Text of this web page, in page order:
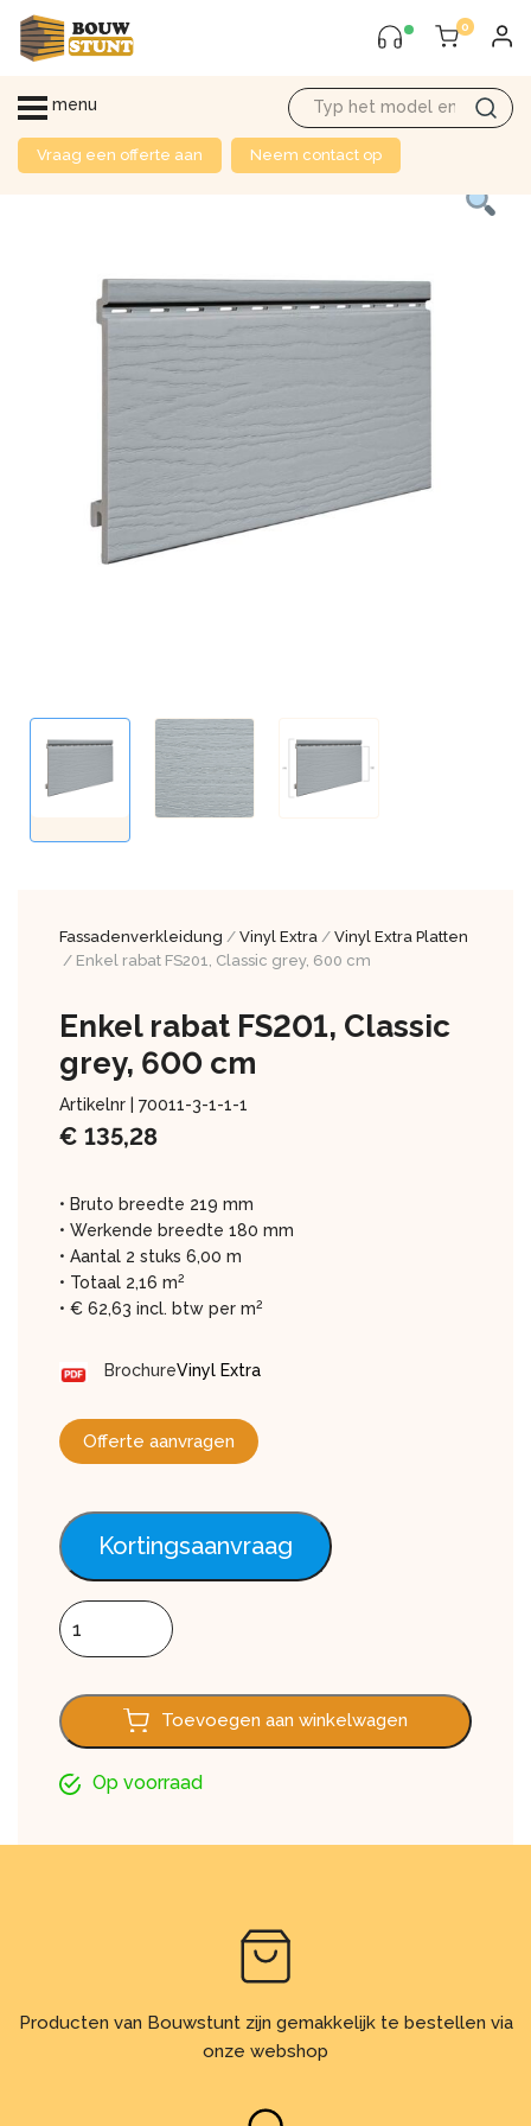
0
menu
Vraag een offerte aan Neem contact op
Fassadenverkleidung / Vinyl Extra / Vinyl Extra Platten
/ Enkel rabat FS201, Classic grey, 600 cm
Enkel rabat FS201, Classic
grey, 600 cm
Artikelnr | 70011-3-1-1-1
€ 135,28
• Bruto breedte 219 mm
• Werkende breedte 180 mm
• Aantal 2 stuks 6,00 m
• Totaal 2,16 m2
• € 62,63 incl. btw per m2
BrochureVinyl Extra
Offerte aanvragen
Kortingsaanvraag
Enkel rabat FS201, Classic grey, 600 cm aantal
Toevoegen aan winkelwagen
Op voorraad
Producten van Bouwstunt zijn gemakkelijk te bestellen via
onze webshop